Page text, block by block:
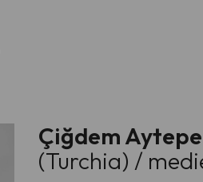
Çiğdem
(Turchia) /